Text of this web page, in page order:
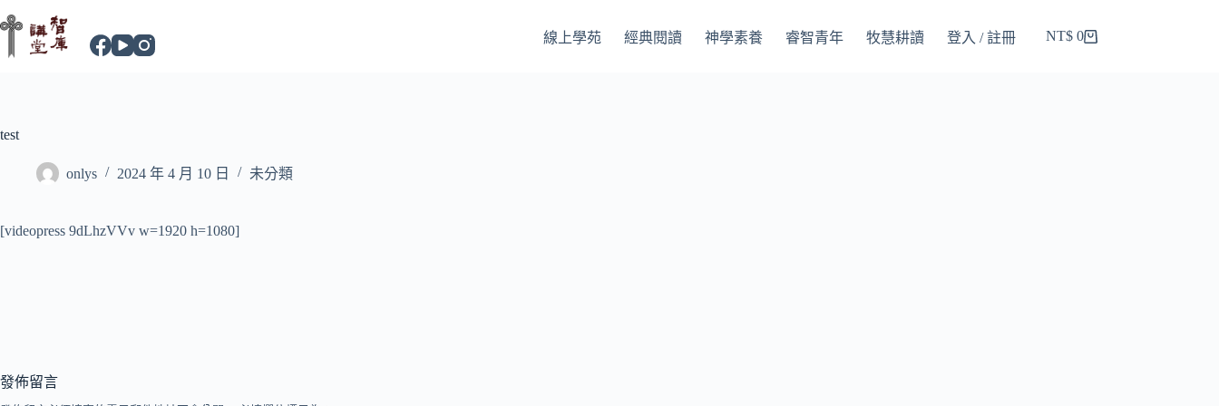
線上學苑 經典閱讀 神學素養 睿智青年 牧慧耕讀 登入 / 註冊 NT$ 0
test
onlys 2024 年 4 月 10 日 未分類
[videopress 9dLhzVVv w=1920 h=1080]
發佈留言